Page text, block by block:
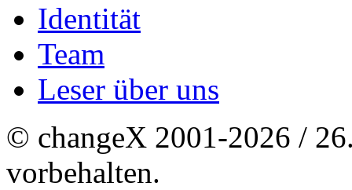
Identität
Team
Leser über uns
© changeX 2001-2026 /
vorbehalten.